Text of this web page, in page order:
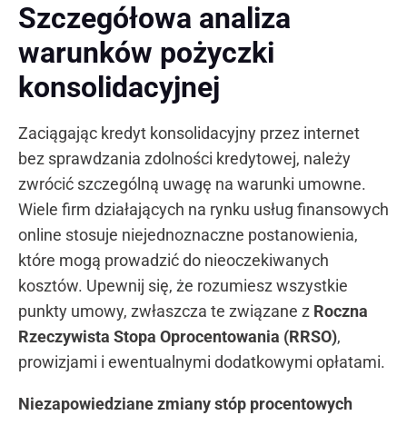
Szczegółowa analiza
warunków pożyczki
konsolidacyjnej
Zaciągając kredyt konsolidacyjny przez internet
bez sprawdzania zdolności kredytowej, należy
zwrócić szczególną uwagę na warunki umowne.
Wiele firm działających na rynku usług finansowych
online stosuje niejednoznaczne postanowienia,
które mogą prowadzić do nieoczekiwanych
kosztów. Upewnij się, że rozumiesz wszystkie
punkty umowy, zwłaszcza te związane z Roczna
Rzeczywista Stopa Oprocentowania (RRSO),
prowizjami i ewentualnymi dodatkowymi opłatami.
Niezapowiedziane zmiany stóp procentowych